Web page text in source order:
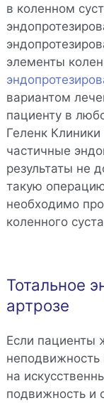
в коленном
элементы
вариантом
пациенту в
Геленк
частичные
результаты не
такую
необходимо
коленного
Тотальное
артрозе
Если пациенты
неподвижность
на
подвижность и